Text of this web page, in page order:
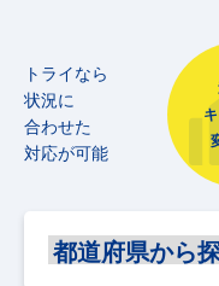
トライなら
状況に
合わせた
対応が可能